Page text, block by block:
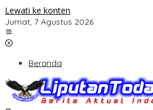
Lewati ke konten
Jumat, 7 Agustus 2026
Beranda